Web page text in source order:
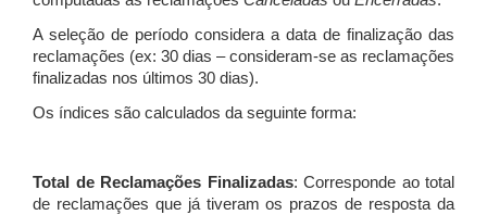
A seleção de período considera a data de finalização das
reclamações (ex: 30 dias – consideram-se as reclamações
finalizadas nos últimos 30 dias).
Os índices são calculados da seguinte forma:
Total de Reclamações Finalizadas: Corresponde ao total
de reclamações que já tiveram os prazos de resposta da